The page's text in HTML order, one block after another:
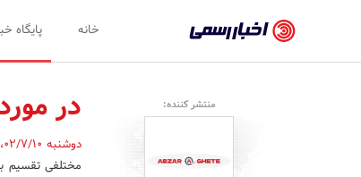
رسمی
-
اخبار
تایید
خانه پایگاه
منتشر کننده: در
دوشنبه 02/7/10
مختلفی تقسیم